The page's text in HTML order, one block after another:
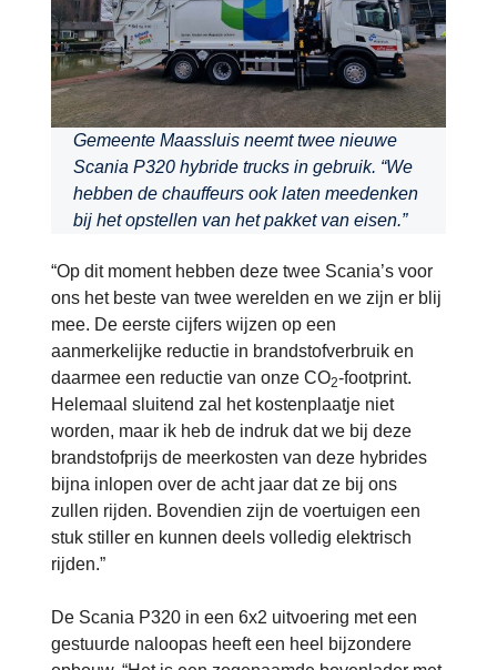
Gemeente Maassluis neemt twee nieuwe
Scania P320 hybride trucks in gebruik. “We
hebben de chauffeurs ook laten meedenken
bij het opstellen van het pakket van eisen.”
“Op dit moment hebben deze twee Scania’s voor
ons het beste van twee werelden en we zijn er blij
mee. De eerste cijfers wijzen op een
aanmerkelijke reductie in brandstofverbruik en
daarmee een reductie van onze CO2-footprint.
Helemaal sluitend zal het kostenplaatje niet
worden, maar ik heb de indruk dat we bij deze
brandstofprijs de meerkosten van deze hybrides
bijna inlopen over de acht jaar dat ze bij ons
zullen rijden. Bovendien zijn de voertuigen een
stuk stiller en kunnen deels volledig elektrisch
rijden.”
De Scania P320 in een 6x2 uitvoering met een
gestuurde naloopas heeft een heel bijzondere